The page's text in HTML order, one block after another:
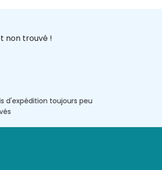
non trouvé !
d'expédition toujours peu